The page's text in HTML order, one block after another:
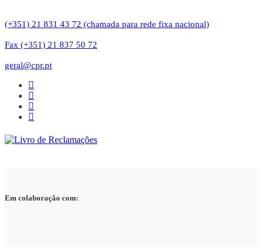
(+351) 21 831 43 72 (chamada para rede fixa nacional)
Fax (+351) 21 837 50 72
geral@cpr.pt
Em colaboração com: